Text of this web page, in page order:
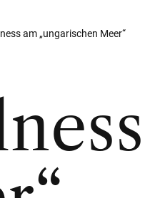
am „ungarischen Meer“